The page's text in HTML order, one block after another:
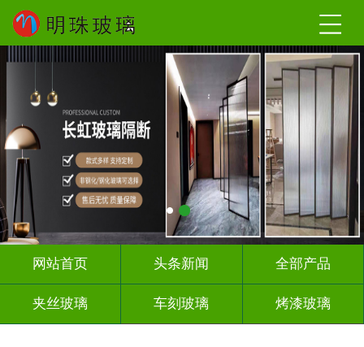
网站首页 头条新闻 全部产品
夹丝玻璃 车刻玻璃 烤漆玻璃